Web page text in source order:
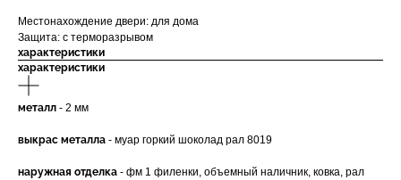
Местонахождение двери: для дома
Защита: с терморазрывом
характеристики
характеристики
металл - 2 мм
выкрас металла - муар горкий шоколад рал 8019
наружная отделка - фм 1 филенки, объемный наличник, ковка, рал